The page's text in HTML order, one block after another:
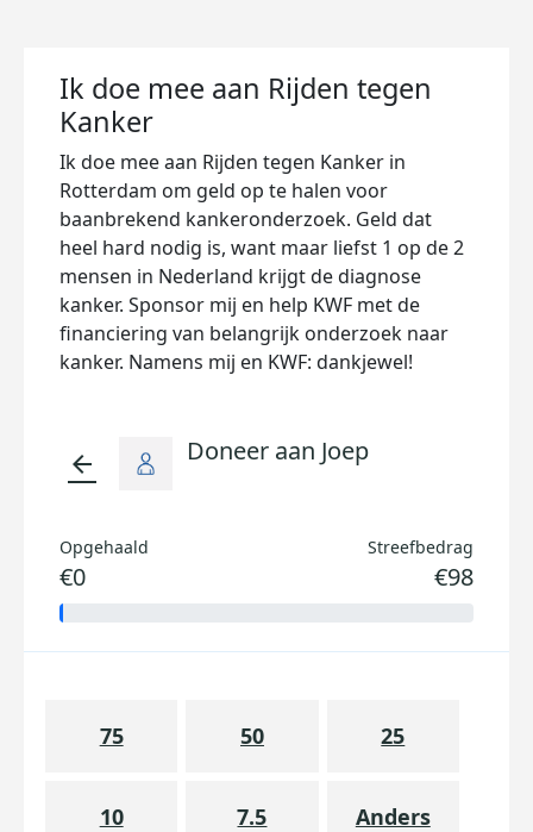
Ik doe mee aan Rijden tegen
Kanker
Ik doe mee aan Rijden tegen Kanker in
Rotterdam om geld op te halen voor
baanbrekend kankeronderzoek. Geld dat
heel hard nodig is, want maar liefst 1 op de 2
mensen in Nederland krijgt de diagnose
kanker. Sponsor mij en help KWF met de
financiering van belangrijk onderzoek naar
kanker. Namens mij en KWF: dankjewel!
arrow_back Doneer aan Joep
Opgehaald
€0
Streefbedrag
€98
75 50 25
10 7.5 Anders